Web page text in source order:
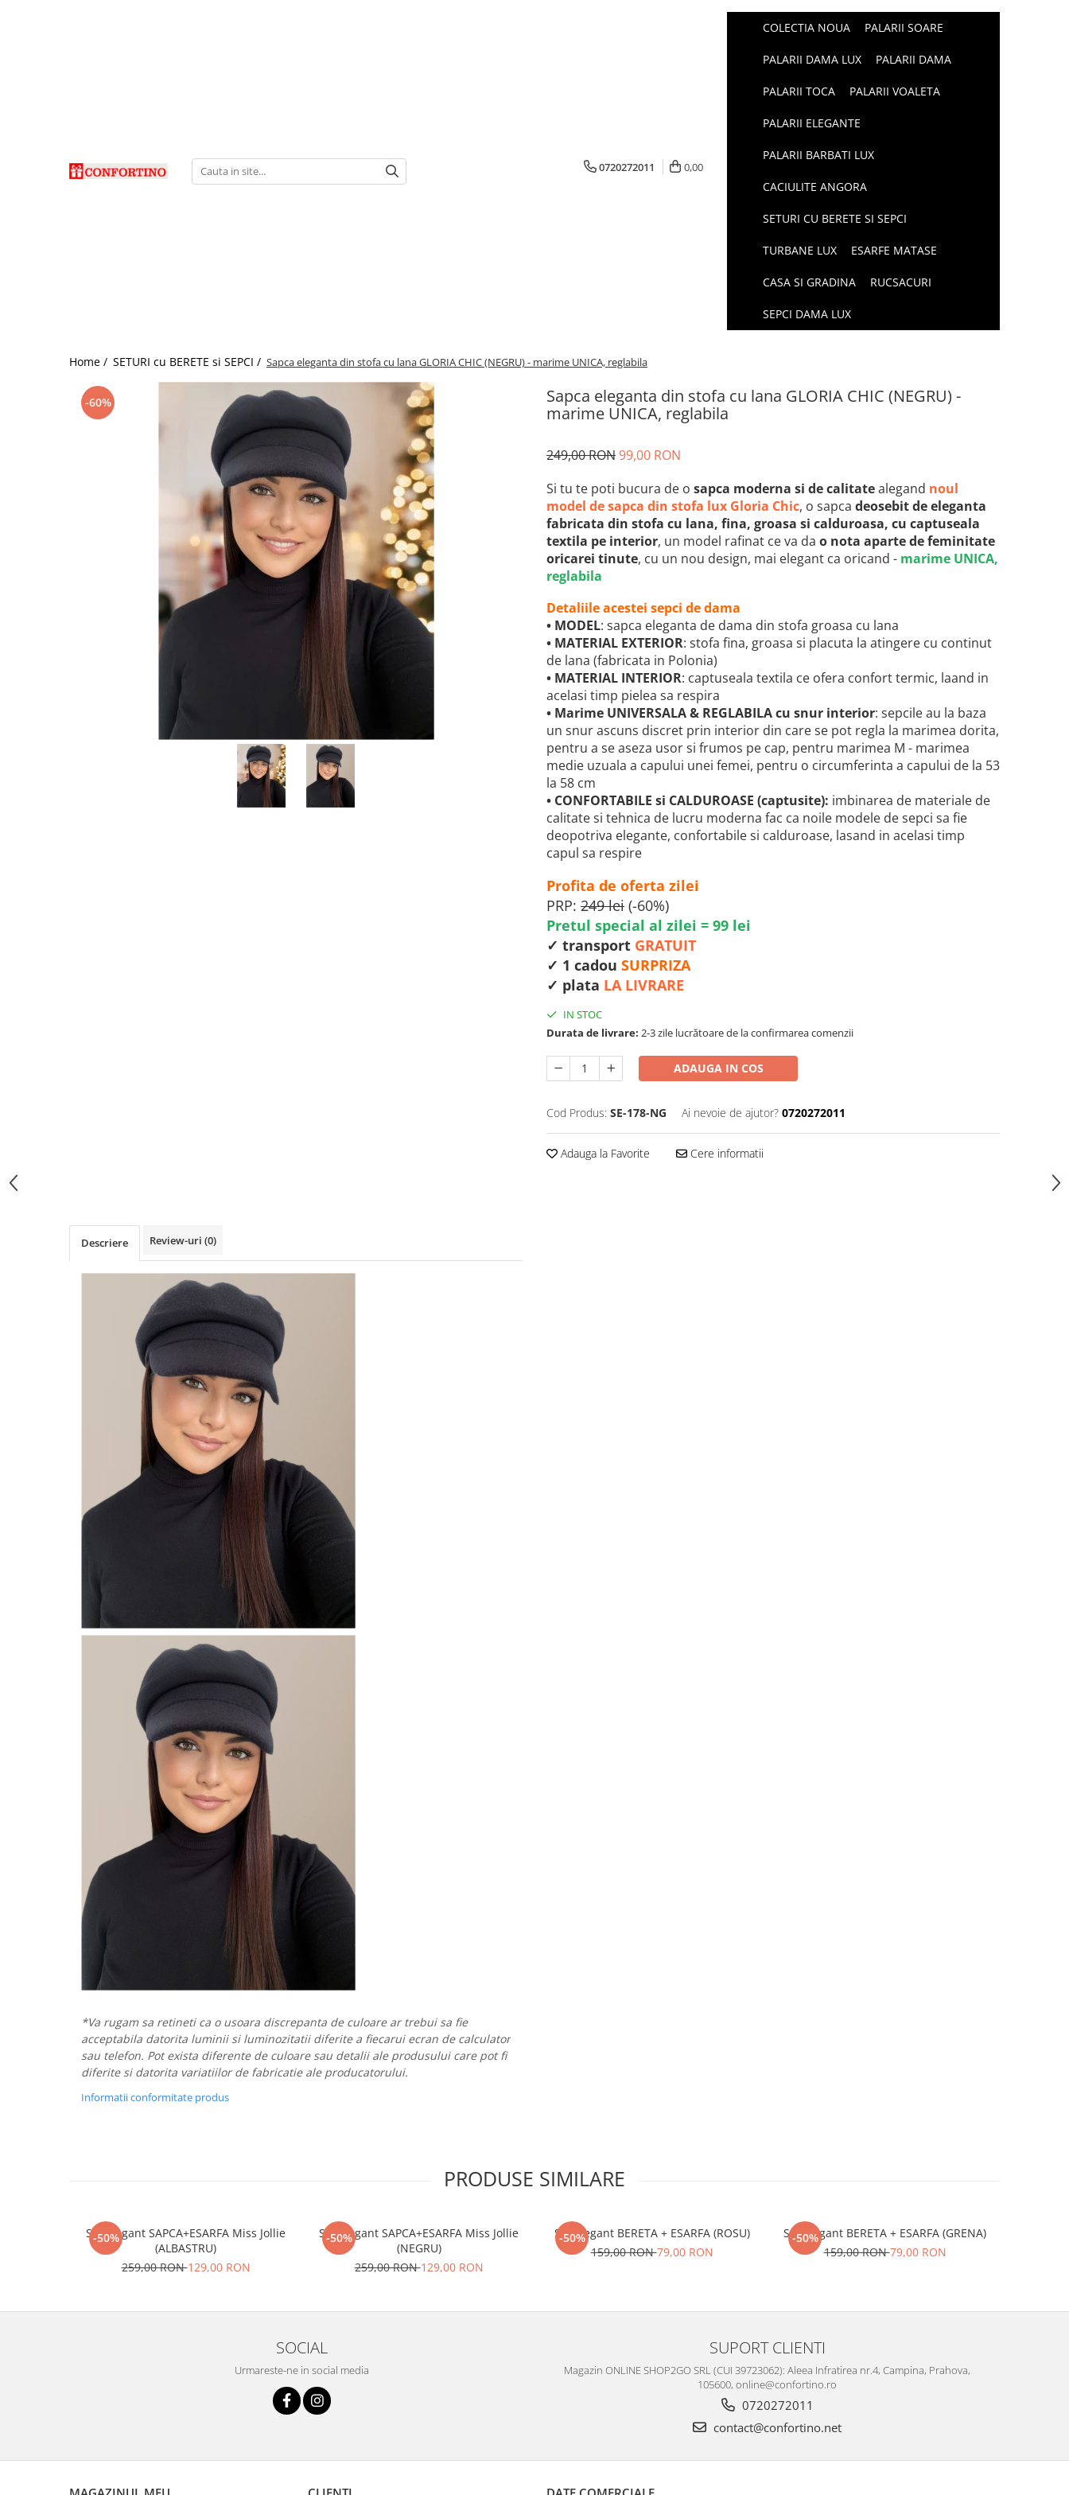
0720272011 0,00
COLECTIA NOUA PALARII SOARE
PALARII DAMA LUX PALARII DAMA
PALARII TOCA PALARII VOALETA
PALARII ELEGANTE
PALARII BARBATI LUX
CACIULITE ANGORA
SETURI CU BERETE SI SEPCI
TURBANE LUX ESARFE MATASE
CASA SI GRADINA RUCSACURI
SEPCI DAMA LUX
Home / SETURI cu BERETE si SEPCI / Sapca eleganta din stofa cu lana GLORIA CHIC (NEGRU) - marime UNICA, reglabila
Sapca eleganta din stofa cu lana GLORIA CHIC (NEGRU) -
marime UNICA, reglabila
-60%
249,00 RON99,00 RON
Si tu te poti bucura de o sapca moderna si de calitatealegand noul
model de sapca din stofa lux Gloria Chic, o sapca deosebit de eleganta
fabricata din stofa cu lana, fina, groasa si calduroasa, cu captuseala
textila pe interior, un model rafinat ce va da o nota aparte de feminitate
oricarei tinute, cu un nou design, mai elegant ca oricand - marime UNICA,
reglabila
Detaliile acestei sepci de dama
• MODEL: sapca eleganta de dama din stofa groasa cu lana
• MATERIAL EXTERIOR: stofa fina, groasa si placuta la atingere cu continut
de lana (fabricata in Polonia)
• MATERIAL INTERIOR: captuseala textila ce ofera confort termic, laand in
acelasi timp pielea sa respira
• Marime UNIVERSALA & REGLABILA cu snur interior: sepcile au la baza
un snur ascuns discret prin interior din care se pot regla la marimea dorita,
pentru a se aseza usor si frumos pe cap, pentru marimea M - marimea
medie uzuala a capului unei femei, pentru o circumferinta a capului de la 53
la 58 cm
• CONFORTABILE si CALDUROASE (captusite): imbinarea de materiale de
calitate si tehnica de lucru moderna fac ca noile modele de sepci sa fie
deopotriva elegante, confortabile si calduroase, lasand in acelasi timp
capul sa respire
Profita de oferta zilei
PRP: 249 lei (-60%)
Pretul special al zilei = 99 lei
✓ transport GRATUIT
✓ 1 cadou SURPRIZA
✓ plata LA LIVRARE
IN STOC
Durata de livrare: 2-3 zile lucrătoare de la confirmarea comenzii
ADAUGA IN COS
Cod Produs: SE-178-NG Ai nevoie de ajutor? 0720272011
Adauga la Favorite Cere informatii
Descriere Review-uri (0)
*Va rugam sa retineti ca o usoara discrepanta de culoare ar trebui sa fie
acceptabila datorita luminii si luminozitatii diferite a fiecarui ecran de calculator
sau telefon. Pot exista diferente de culoare sau detalii ale produsului care pot fi
diferite si datorita variatiilor de fabricatie ale producatorului.
Informatii conformitate produs
PRODUSE SIMILARE
-50%
Set elegant SAPCA+ESARFA Miss Jollie
(ALBASTRU)
259,00 RON129,00 RON
-50%
Set elegant SAPCA+ESARFA Miss Jollie
(NEGRU)
259,00 RON129,00 RON
-50%
Set elegant BERETA + ESARFA (ROSU)
159,00 RON79,00 RON
-50%
Set elegant BERETA + ESARFA (GRENA)
159,00 RON79,00 RON
SOCIAL
Urmareste-ne in social media
SUPORT CLIENTI
Magazin ONLINE SHOP2GO SRL (CUI 39723062): Aleea Infratirea nr.4, Campina, Prahova,
105600, online@confortino.ro
0720272011
contact@confortino.net